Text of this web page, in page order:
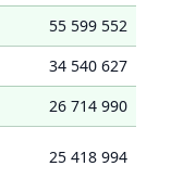
55 599 552
34 540 627
26 714 990
25 418 994